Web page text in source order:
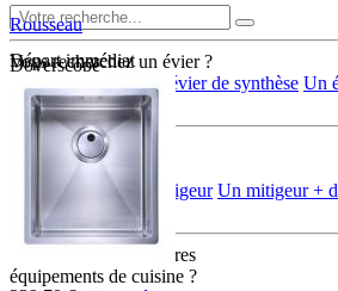
Rousseau
Doverscope
Départ immédiat
Vous recherchez un évier ?
Un évier de synthèse Un
rond/ovale
Vous recherchez
une robinetterie ?
Un mélangeur
Un mitigeur Un mitigeur +
multi-jets + douchette
Vous recherchez d'autres
équipements de cuisine ?